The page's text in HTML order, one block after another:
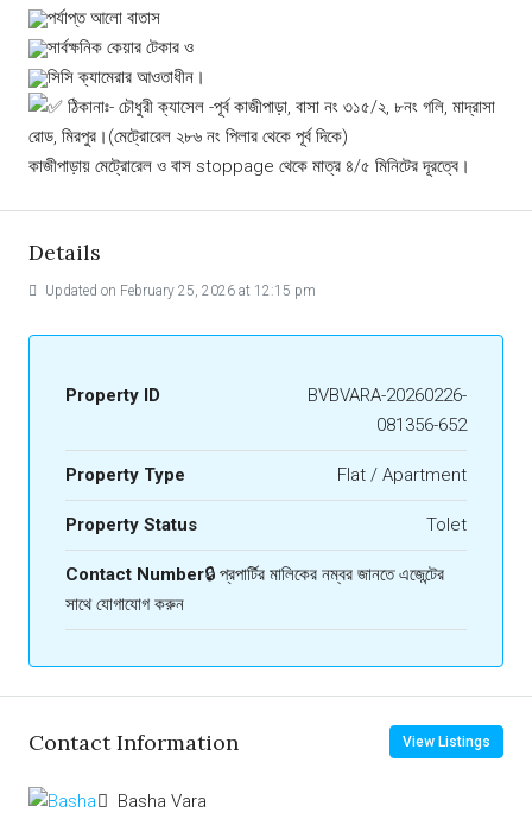
পর্যাপ্ত আলো বাতাস
সার্বক্ষনিক কেয়ার টেকার ও
সিসি ক্যামেরার আওতাধীন।
ঠিকানাঃ- চৌধুরী ক্যাসেল -পূর্ব কাজীপাড়া, বাসা নং ৩১৫/২, ৮নং গলি, মাদ্রাসা
রোড, মিরপুর।(মেট্রোরেল ২৮৬ নং পিলার থেকে পূর্ব দিকে)
কাজীপাড়ায় মেট্রোরেল ও বাস stoppage থেকে মাত্র ৪/৫ মিনিটের দূরত্বে।
Details
Updated on February 25, 2026 at 12:15 pm
Property ID
BVBVARA-20260226-
081356-652
Property Type Flat / Apartment
Property Status Tolet
Contact Number🔒 প্রপার্টির মালিকের নম্বর জানতে এজেন্টের
সাথে যোগাযোগ করুন
Contact Information View Listings
Basha Vara